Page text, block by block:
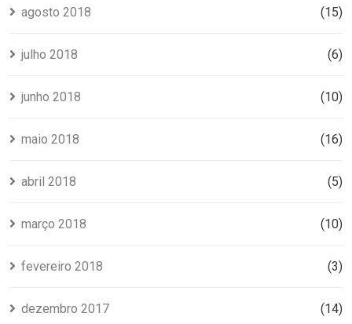
agosto 2018 (15)
julho 2018 (6)
junho 2018 (10)
maio 2018 (16)
abril 2018 (5)
março 2018 (10)
fevereiro 2018 (3)
dezembro 2017 (14)